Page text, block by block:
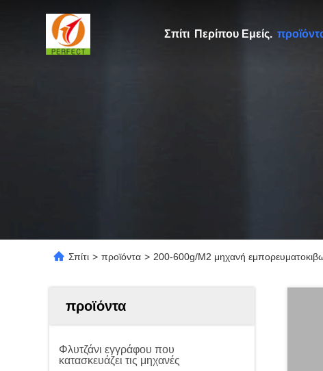
Σπίτι Περίπου Εμείς.
Σπίτι > προϊόντα > 200-600g/M2 μηχανή
προϊόντα
Φλυτζάνι εγγράφου που
κατασκευάζει τις μηχανές